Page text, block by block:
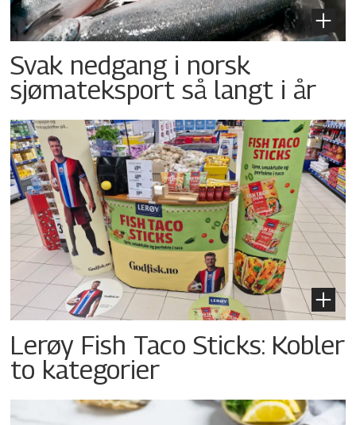
Svak nedgang i norsk
sjømateksport så langt i år
Lerøy Fish Taco Sticks: Kobler
to kategorier